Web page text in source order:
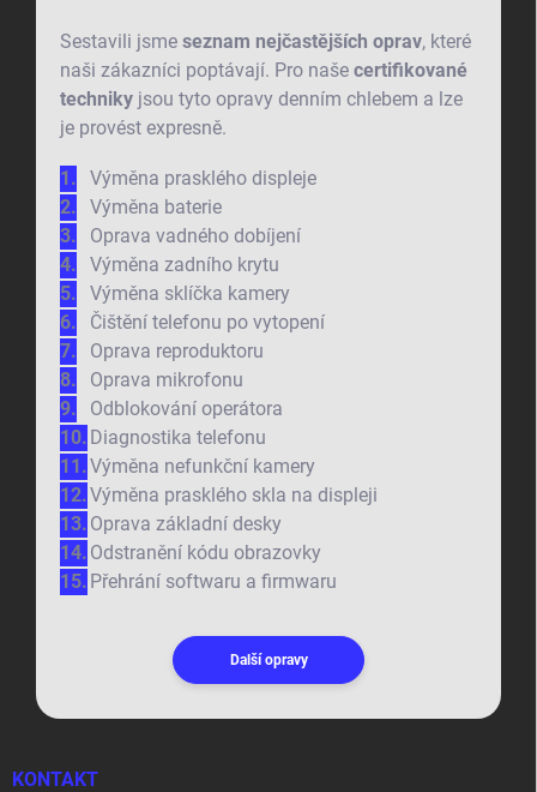
Sestavili jsme seznam nejčastějších oprav, které
naši zákazníci poptávají. Pro naše certifikované
techniky jsou tyto opravy denním chlebem a lze
je provést expresně.
Výměna prasklého displeje
Výměna baterie
Oprava vadného dobíjení
Výměna zadního krytu
Výměna sklíčka kamery
Čištění telefonu po vytopení
Oprava reproduktoru
Oprava mikrofonu
Odblokování operátora
Diagnostika telefonu
Výměna nefunkční kamery
Výměna prasklého skla na displeji
Oprava základní desky
Odstranění kódu obrazovky
Přehrání softwaru a firmwaru
Další opravy
KONTAKT